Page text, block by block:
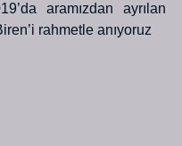
aramızdan ayrılan
rahmetle anıyoruz